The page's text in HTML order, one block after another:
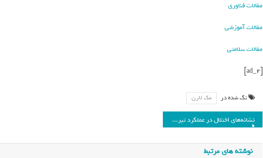
مقالات فناوری
مقالات آموزشی
مقالات سلامتی
تگ شده در مک لارن
نشانه‌های اختلال در عملکرد تیروئید این‌هاست_فرنگی
نوشته های مرتبط